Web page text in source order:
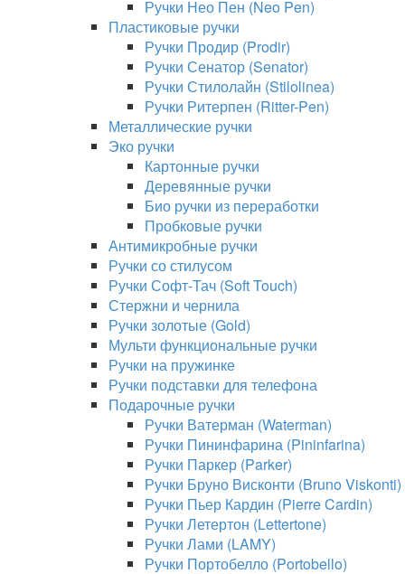
Ручки Нео Пен (Neo Pen)
Пластиковые ручки
Ручки Продир (Prodir)
Ручки Сенатор (Senator)
Ручки Стилолайн (Stilolinea)
Ручки Ритерпен (Ritter-Pen)
Металлические ручки
Эко ручки
Картонные ручки
Деревянные ручки
Био ручки из переработки
Пробковые ручки
Антимикробные ручки
Ручки со стилусом
Ручки Софт-Тач (Soft Touch)
Стержни и чернила
Ручки золотые (Gold)
Мульти функциональные ручки
Ручки на пружинке
Ручки подставки для телефона
Подарочные ручки
Ручки Ватерман (Waterman)
Ручки Пининфарина (Pininfarina)
Ручки Паркер (Parker)
Ручки Бруно Висконти (Bruno Viskonti)
Ручки Пьер Кардин (Pierre Cardin)
Ручки Летертон (Lettertone)
Ручки Лами (LAMY)
Ручки Портобелло (Portobello)